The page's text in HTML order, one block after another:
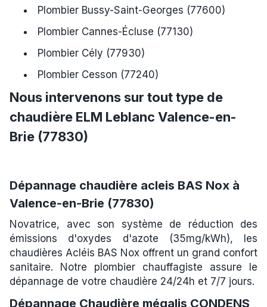
Plombier Bussy-Saint-Georges (77600)
Plombier Cannes-Écluse (77130)
Plombier Cély (77930)
Plombier Cesson (77240)
Nous intervenons sur tout type de
chaudière ELM Leblanc Valence-en-
Brie (77830)
Dépannage chaudière acleis BAS Nox à
Valence-en-Brie (77830)
Novatrice, avec son système de réduction des
émissions d'oxydes d'azote (35mg/kWh), les
chaudières Acléis BAS Nox offrent un grand confort
sanitaire. Notre plombier chauffagiste assure le
dépannage de votre chaudière 24/24h et 7/7 jours.
Dépannage Chaudière mégalis CONDENS